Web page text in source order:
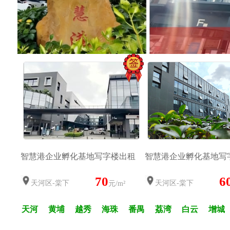
智慧港企业孵化基地写字楼出租
天河区-棠下 70元/m²
智慧港企业孵化基地写
天河区-棠下
天河 黄埔 越秀 海珠 番禺 荔湾 白云 增城